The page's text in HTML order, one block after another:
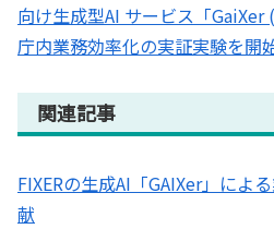
向け生成型AI サービス「
庁内業務効率化の実証実験を開
関連記事
FIXERの生成AI「GAIXer」によ
献